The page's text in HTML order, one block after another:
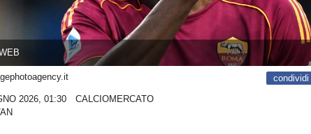
condividi
2026, 01:30
CALCIOMERCATO